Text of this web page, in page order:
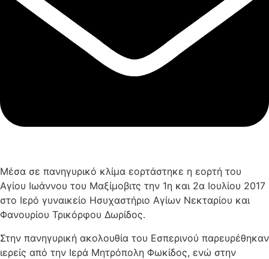
Μέσα σε πανηγυρικό κλίμα εορτάστηκε η εορτή του
Αγίου Ιωάννου του Μαξίμοβιτς την 1η και 2α Ιουλίου 2017
στο Ιερό γυναικείο Ησυχαστήριο Αγίων Νεκταρίου και
Φανουρίου Τρικόρφου Δωρίδος.
Στην πανηγυρική ακολουθία του Εσπερινού παρευρέθηκαν
ιερείς από την Ιερά Μητρόπολη Φωκίδος, ενώ στην